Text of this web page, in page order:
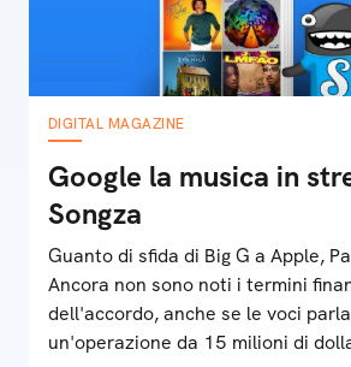
DIGITAL MAGAZINE
Google la musica in
Songza
Guanto di sfida di Big G a Apple,
Ancora non sono noti i termini
dell'accordo, anche se le voci
un'operazione da 15 milioni di